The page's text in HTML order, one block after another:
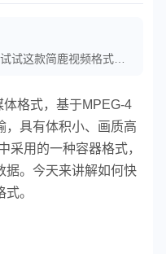
格式，基于MPEG-4
，具有体积小、画质高
采用的一种容器格式，
据。今天来讲解如何快
。